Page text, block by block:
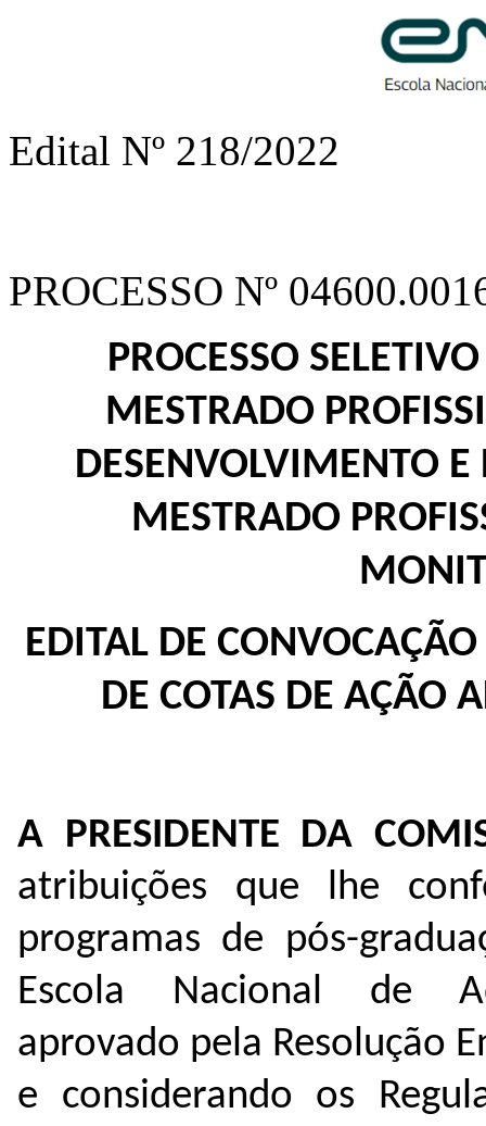
Edital Nº 218/2022
PROCESSO Nº
PROCESSO
MESTRADO
DESENVOLVIMENTO
MESTRADO
EDITAL DE
DE COTAS DE AÇÃO
A PRESIDENTE DA
atribuições que lhe
programas de pós-
Escola Nacional de
aprovado pela Resolução
e considerando os